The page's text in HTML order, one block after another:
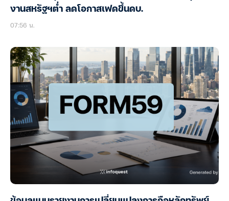
งานสหรัฐฯต่ำ ลดโอกาสเฟดขึ้นดบ.
07:56 น.